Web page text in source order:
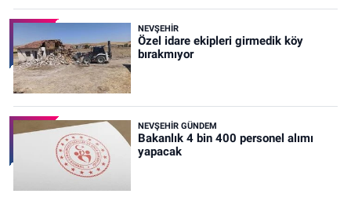
NEVŞEHIR
Özel idare ekipleri girmedik köy
bırakmıyor
NEVŞEHIR GÜNDEM
Bakanlık 4 bin 400 personel alımı
yapacak